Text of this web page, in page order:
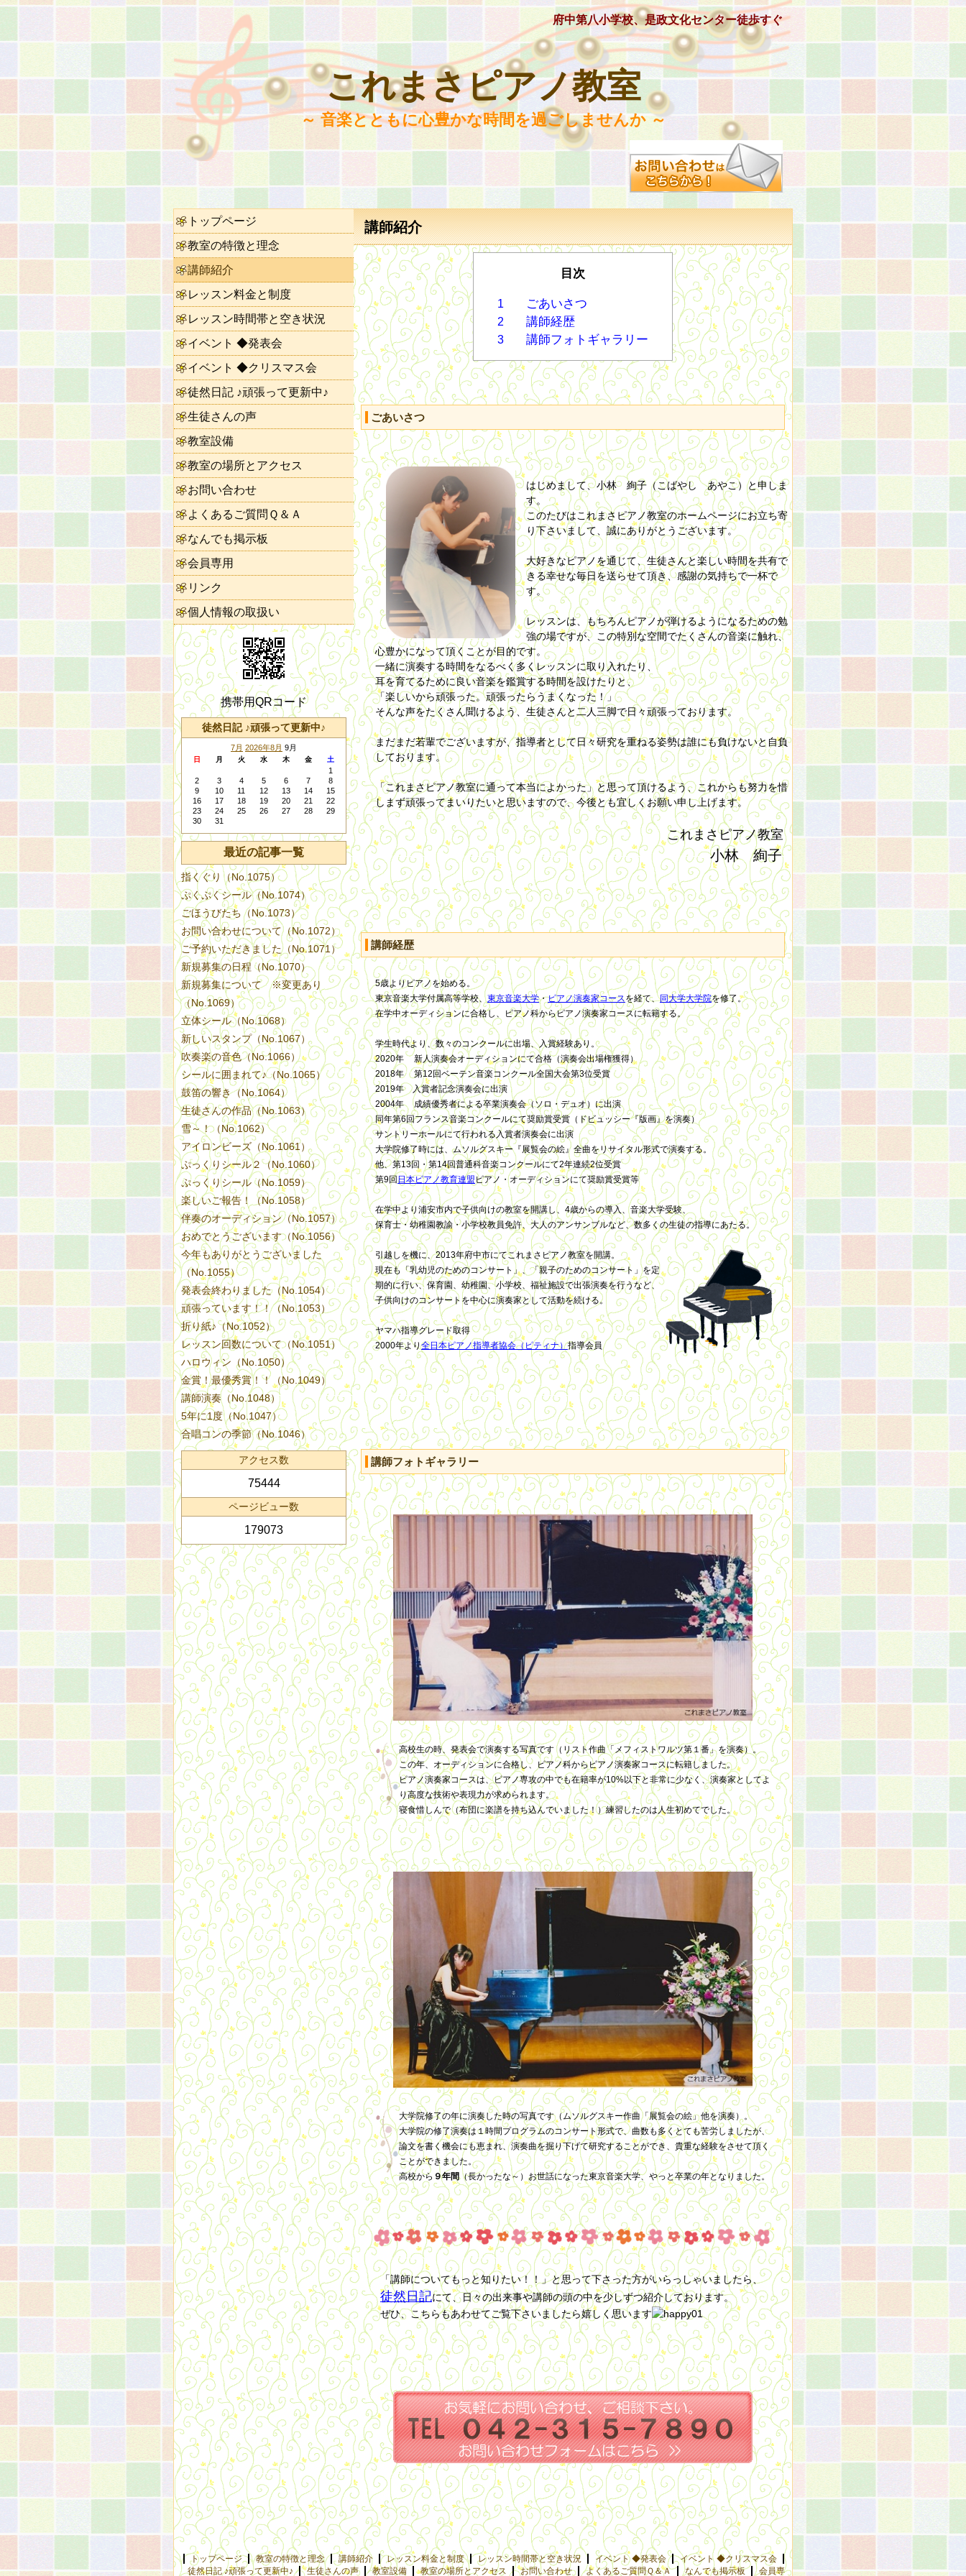
府中第八小学校、是政文化センター徒歩すぐ
これまさピアノ教室
～ 音楽とともに心豊かな時間を過ごしませんか ～
講師紹介
目次
1 ごあいさつ
2 講師経歴
3 講師フォトギャラリー
ごあいさつ
はじめまして、小林 絢子（こばやし あやこ）と申しま
す。
このたびはこれまさピアノ教室のホームページにお立ち寄
り下さいまして、誠にありがとうございます。
大好きなピアノを通じて、生徒さんと楽しい時間を共有で
きる幸せな毎日を送らせて頂き、感謝の気持ちで一杯で
す。
レッスンは、もちろんピアノが弾けるようになるための勉
強の場ですが、この特別な空間でたくさんの音楽に触れ、
心豊かになって頂くことが目的です。
一緒に演奏する時間をなるべく多くレッスンに取り入れたり、
耳を育てるために良い音楽を鑑賞する時間を設けたりと、
「楽しいから頑張った。頑張ったらうまくなった！」
そんな声をたくさん聞けるよう、生徒さんと二人三脚で日々頑張っております。
まだまだ若輩でございますが、指導者として日々研究を重ねる姿勢は誰にも負けないと自負
しております。
「これまさピアノ教室に通って本当によかった」と思って頂けるよう、これからも努力を惜
しまず頑張ってまいりたいと思いますので、今後とも宜しくお願い申し上げます。
これまさピアノ教室
小林 絢子
講師経歴
5歳よりピアノを始める。
東京音楽大学付属高等学校、東京音楽大学・ピアノ演奏家コースを経て、同大学大学院を修了。
在学中オーディションに合格し、ピアノ科からピアノ演奏家コースに転籍する。
学生時代より、数々のコンクールに出場、入賞経験あり。
2020年
新人演奏会オーディションにて合格（演奏会出場権獲得）
2018年
第12回ベーテン音楽コンクール全国大会第3位受賞
2019年 入賞者記念演奏会に出演
2004年
成績優秀者による卒業演奏会（ソロ・デュオ）に出演
同年第6回フランス音楽コンクールにて奨励賞受賞（ドビュッシー『版画』を演奏）
サントリーホールにて行われる入賞者演奏会に出演
大学院修了時には、ムソルグスキー『展覧会の絵』全曲をリサイタル形式で演奏する。
他、第13回・第14回普通科音楽コンクールにて2年連続2位受賞
第9回 日本ピアノ教育連盟 ピアノ・オーディションにて奨励賞受賞等
在学中より浦安市内で子供向けの教室を開講し、4歳からの導入、音楽大学受験、
保育士・幼稚園教諭・小学校教員免許、大人のアンサンブルなど、数多くの生徒の指導にあたる。
引越しを機に、2013年府中市にてこれまさピアノ教室を開講。
現在も「乳幼児のためのコンサート」、「親子のためのコンサート」を定
期的に行い、保育園、幼稚園、小学校、福祉施設で出張演奏を行うなど、
子供向けのコンサートを中心に演奏家として活動を続ける。
ヤマハ指導グレード取得
2000年より全日本ピアノ指導者協会（ピティナ）指導会員
講師フォトギャラリー
高校生の時、発表会で演奏する写真です（リスト作曲「メフィストワルツ第１番」を演奏）。
この年、オーディションに合格し、ピアノ科からピアノ演奏家コースに転籍しました。
ピアノ演奏家コースは、ピアノ専攻の中でも在籍率が10%以下と非常に少なく、演奏家としてよ
り高度な技術や表現力が求められます。
寝食惜しんで（布団に楽譜を持ち込んでいました！）練習したのは人生初めてでした。
大学院修了の年に演奏した時の写真です（ムソルグスキー作曲「展覧会の絵」他を演奏）。
大学院の修了演奏は１時間プログラムのコンサート形式で、曲数も多くとても苦労しましたが、
論文を書く機会にも恵まれ、演奏曲を掘り下げて研究することができ、貴重な経験をさせて頂く
ことができました。
高校から ９年間（長かったな～）お世話になった東京音楽大学、やっと卒業の年となりました。
「講師についてもっと知りたい！！」と思って下さった方がいらっしゃいましたら、
徒然日記にて、日々の出来事や講師の頭の中を少しずつ紹介しております。
ぜひ、こちらもあわせてご覧下さいましたら嬉しく思います
トップページ
教室の特徴と理念
講師紹介
レッスン料金と制度
レッスン時間帯と空き状況
イベント ◆発表会
イベント ◆クリスマス会
徒然日記 ♪頑張って更新中♪
生徒さんの声
教室設備
教室の場所とアクセス
お問い合わせ
よくあるご質問Ｑ＆Ａ
なんでも掲示板
会員専用
リンク
個人情報の取扱い
携帯用QRコード
徒然日記 ♪頑張って更新中♪
7月 2026年8月 9月
日 月 火 水 木 金 土
1
2
3 4 5 6 7
8
9
10 11 12 13 14
15
16
17 18 19 20 21
22
23
24 25 26 27 28
29
30
31
最近の記事一覧
指くぐり（No.1075）
ぷくぷくシール（No.1074）
ごほうびたち（No.1073）
お問い合わせについて（No.1072）
ご予約いただきました（No.1071）
新規募集の日程（No.1070）
新規募集について ※変更あり
（No.1069）
立体シール（No.1068）
新しいスタンプ（No.1067）
吹奏楽の音色（No.1066）
シールに囲まれて♪（No.1065）
鼓笛の響き（No.1064）
生徒さんの作品（No.1063）
雪～！（No.1062）
アイロンビーズ（No.1061）
ぷっくりシール２（No.1060）
ぷっくりシール（No.1059）
楽しいご報告！（No.1058）
伴奏のオーディション（No.1057）
おめでとうございます（No.1056）
今年もありがとうございました
（No.1055）
発表会終わりました（No.1054）
頑張っています！！（No.1053）
折り紙♪（No.1052）
レッスン回数について（No.1051）
ハロウィン（No.1050）
金賞！最優秀賞！！（No.1049）
講師演奏（No.1048）
5年に1度（No.1047）
合唱コンの季節（No.1046）
アクセス数
75444
ページビュー数
179073
トップページ 教室の特徴と理念 講師紹介 レッスン料金と制度 レッスン時間帯と空き状況 イベント ◆発表会
イベント ◆クリスマス会
徒然日記 ♪頑張って更新中♪
生徒さんの声 教室設備 教室の場所とアクセス お問い合わせ よくあるご質問Ｑ＆Ａ なんでも掲示板 会員専